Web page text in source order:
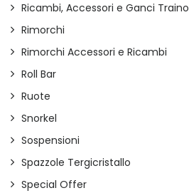
Ricambi, Accessori e Ganci Traino
Rimorchi
Rimorchi Accessori e Ricambi
Roll Bar
Ruote
Snorkel
Sospensioni
Spazzole Tergicristallo
Special Offer